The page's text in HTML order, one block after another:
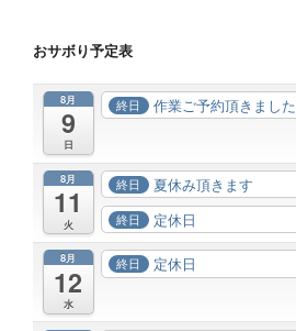
おサボり予定表
8月
9
日
終日 作業ご予約頂きました
8月
11
火
終日 夏休み頂きます
終日 定休日
8月
12
水
終日 定休日